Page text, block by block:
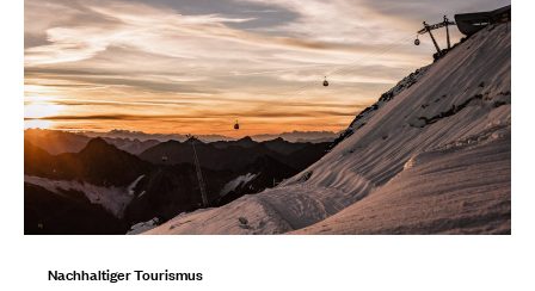
Nachhaltiger Tourismus